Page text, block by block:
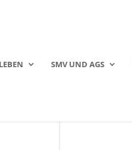
SMV UND AGS